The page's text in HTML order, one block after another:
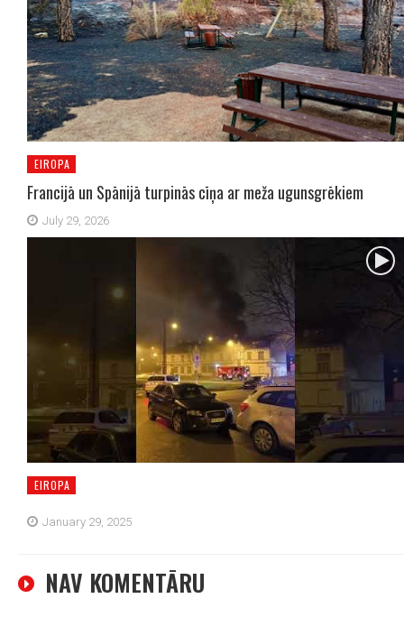
EIROPA
Francijā un Spānijā turpinās cīņa ar meža ugunsgrēkiem
July 29, 2026
EIROPA
January 29, 2025
NAV KOMENTĀRU